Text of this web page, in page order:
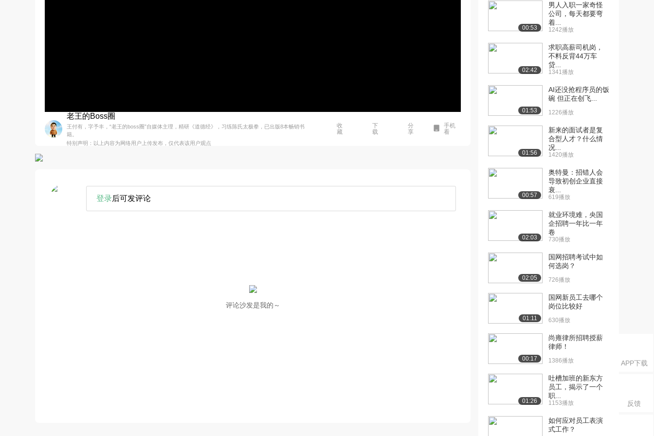
APP下载
反馈
老王的Boss圈
王付有，字予丰，“老王的boss圈”自媒体主理，精研《道德经》，习练陈氏太极拳，已出版8本畅销书
籍。
特别声明：以上内容为网络用户上传发布，仅代表该用户观点
收
藏
下
载
分
享
手机
看
登录后可发评论
评论沙发是我的～
00:53
男人入职一家奇怪
公司，每天都要弯
着...
1242播放
02:42
求职高薪司机岗，
不料反背44万车
贷...
1341播放
01:53
AI还没抢程序员的饭
碗 但正在创飞...
1226播放
01:56
新来的面试者是复
合型人才？什么情
况...
1420播放
00:57
奥特曼：招错人会
导致初创企业直接
衰...
619播放
02:03
就业环境难，央国
企招聘一年比一年
卷
730播放
02:05
国网招聘考试中如
何选岗？
726播放
01:11
国网新员工去哪个
岗位比较好
630播放
00:17
尚雍律所招聘授薪
律师！
1386播放
01:26
吐槽加班的新东方
员工，揭示了一个
职...
1153播放
如何应对员工表演
式工作？